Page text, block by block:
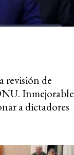
revisión de
Inmejorable
a dictadores